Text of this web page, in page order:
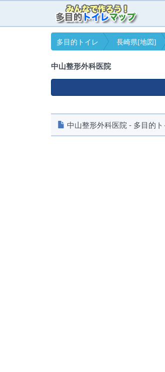
多目的トイレ 長崎県[地図]
中山整形外科医院
中山整形外科医院 - 多目的